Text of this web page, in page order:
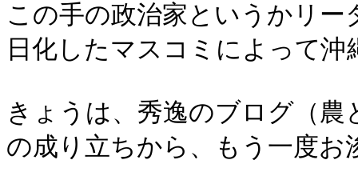
この手の政治家というかリ
日化したマスコミによって
きょうは、秀逸のブログ（
の成り立ちから、もう一度お